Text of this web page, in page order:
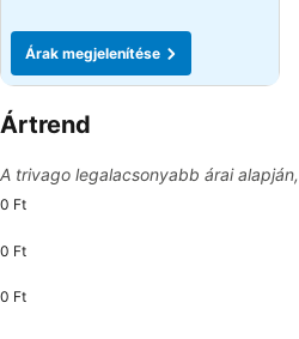
Árak megjelenítése
Ártrend
A trivago legalacsonyabb árai
0 Ft
0 Ft
0 Ft